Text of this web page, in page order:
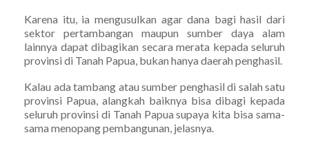
Karena itu, ia mengusulkan agar dana bagi hasil dari
sektor pertambangan maupun sumber daya alam
lainnya dapat dibagikan secara merata kepada seluruh
provinsi di Tanah Papua, bukan hanya daerah penghasil.
Kalau ada tambang atau sumber penghasil di salah satu
provinsi Papua, alangkah baiknya bisa dibagi kepada
seluruh provinsi di Tanah Papua supaya kita bisa sama-
sama menopang pembangunan, jelasnya.